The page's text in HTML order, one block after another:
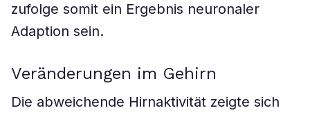
zufolge somit ein Ergebnis neuronaler
Adaption sein.
Veränderungen im Gehirn
Die abweichende Hirnaktivität zeigte sich